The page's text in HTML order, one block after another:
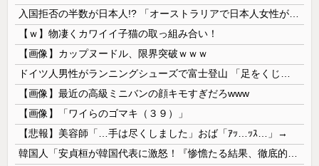
【ｗ】物凄くカワイイ子猫の取っ組み合い！
【画像】カップヌードル、限界突破ｗｗｗ
【画像】最近の高級ミニバンの顔キモすぎだろwww
【画像】「ワイらのゴマキ（３９）」
【悲報】美容師「…手は尽くしました」おば「ｱｯ…ｯｽ…」→